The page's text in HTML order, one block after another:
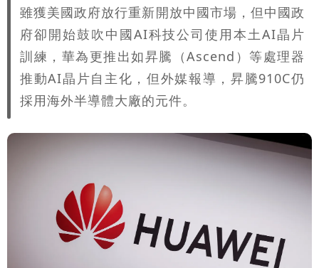
雖獲美國政府放行重新開放中國市場，但中國政
府卻開始鼓吹中國AI科技公司使用本土AI晶片
訓練，華為更推出如昇騰（Ascend）等處理器
推動AI晶片自主化，但外媒報導，昇騰910C仍
採用海外半導體大廠的元件。